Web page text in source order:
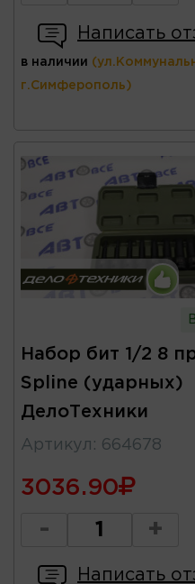
Написать
в наличии
г.Симферополь)
Набор бит 1/2 8
Spline (ударных)
ДелоТехники
Артикул : 664678
3036.90
- +
Написать